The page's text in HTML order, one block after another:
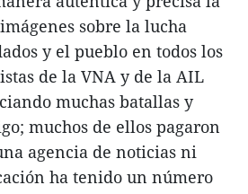
sobre la lucha
y el pueblo en todos los
de la VNA y de la AIL
muchas batallas y
muchos de ellos pagaron
agencia de noticias ni
ha tenido un número